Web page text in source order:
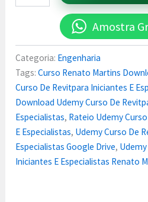
Amostra
Categoria: Engenharia
Tags:Curso Renato Martins
Curso De Revitpara Iniciantes E
Download Udemy Curso De
Especialistas, Rateio Udemy
E Especialistas, Udemy Curso De
Especialistas Google Drive,
Iniciantes E Especialistas Renato